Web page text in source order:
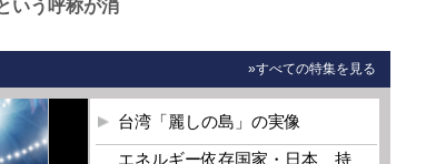
いう呼称が消
»すべての特集を見る
台湾「麗しの島」の実像
エネルギー依存国家・日本 持